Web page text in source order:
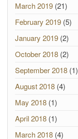
March 2019 (21)
February 2019 (5)
January 2019 (2)
October 2018 (2)
September 2018 (1)
August 2018 (4)
May 2018 (1)
April 2018 (1)
March 2018 (4)